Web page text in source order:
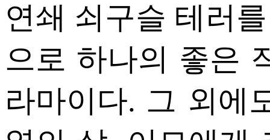
연쇄 쇠구슬 테러
으로 하나의 좋은
라마이다. 그 외에